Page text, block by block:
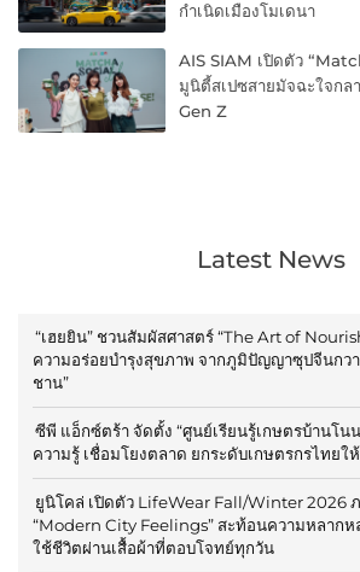
กำเนิดเมืองโมเดนา
AIS SIAM เปิดตัว
มูนิตี้สเปซสายมัจฉะใจกล
Gen Z
Latest News
“เฮยยิน” ชวนสัมผัสศาสตร์ “The Art of
ความอร่อยบำรุงสุขภาพ จากภูมิปัญญาซุปจีนกว
ชาน”
ซีพี แอ็กซ์ตร้า จัดตั้ง “ศูนย์เรียนรู้เกษตรบ้านโน
ความรู้ เชื่อมโยงตลาด ยกระดับเกษตรกรไทยใ
ยูนิโคล่ เปิดตัว LifeWear Fall/Winter 2026
“Modern City Feelings” สะท้อนความหลาก
ใช้ชีวิตผ่านเสื้อผ้าที่ตอบโจทย์ทุกวัน